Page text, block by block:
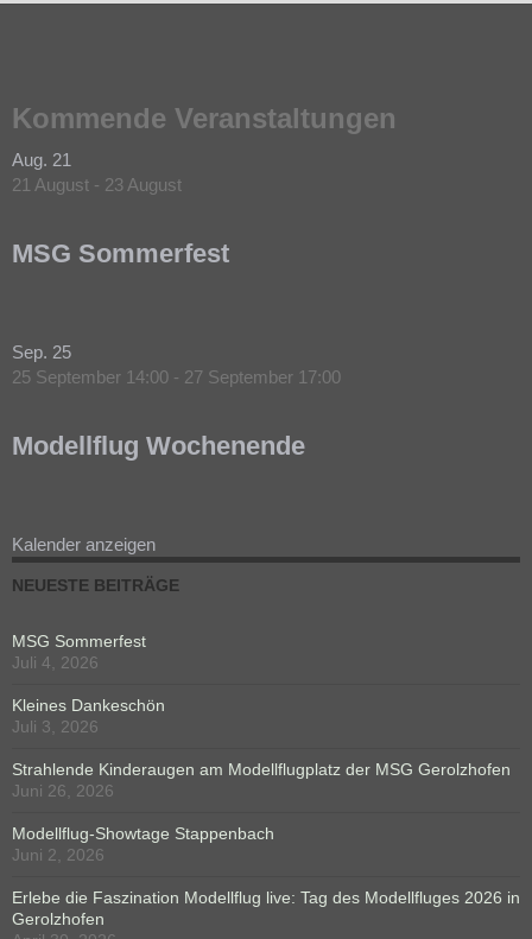
Kommende Veranstaltungen
Aug. 21
21 August - 23 August
MSG Sommerfest
Sep. 25
25 September 14:00 - 27 September 17:00
Modellflug Wochenende
Kalender anzeigen
NEUESTE BEITRÄGE
MSG Sommerfest
Juli 4, 2026
Kleines Dankeschön
Juli 3, 2026
Strahlende Kinderaugen am Modellflugplatz der MSG Gerolzhofen
Juni 26, 2026
Modellflug-Showtage Stappenbach
Juni 2, 2026
Erlebe die Faszination Modellflug live: Tag des Modellfluges 2026 in
Gerolzhofen